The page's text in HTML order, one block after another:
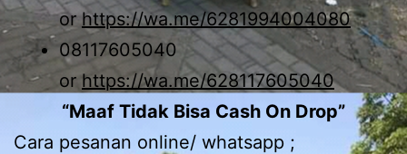
orhttps://wa.me/6281994004080
08117605040
or https://wa.me/628117605040
“Maaf Tidak Bisa Cash On Drop”
Cara pesanan online/ whatsapp ;